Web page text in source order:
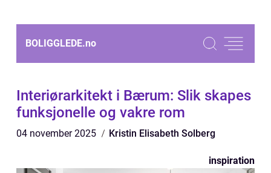
BOLIGGLEDE.no
Interiørarkitekt i Bærum: Slik skapes
funksjonelle og vakre rom
04 november 2025 Kristin Elisabeth Solberg
inspiration